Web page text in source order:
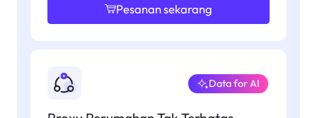
Pesanan sekarang
Data for AI